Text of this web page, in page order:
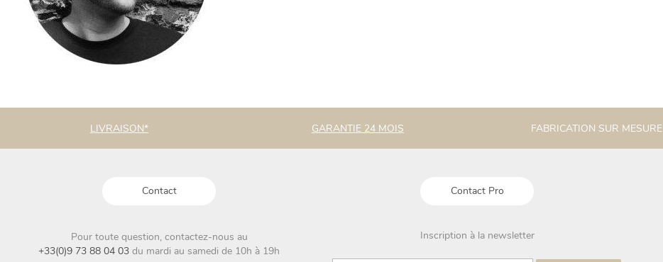
LIVRAISON* GARANTIE 24 MOIS FABRICATION SUR MESURE
Contact Contact Pro
Pour toute question, contactez-nous au
+33(0)9 73 88 04 03 du mardi au samedi de 10h à 19h
Inscription à la newsletter